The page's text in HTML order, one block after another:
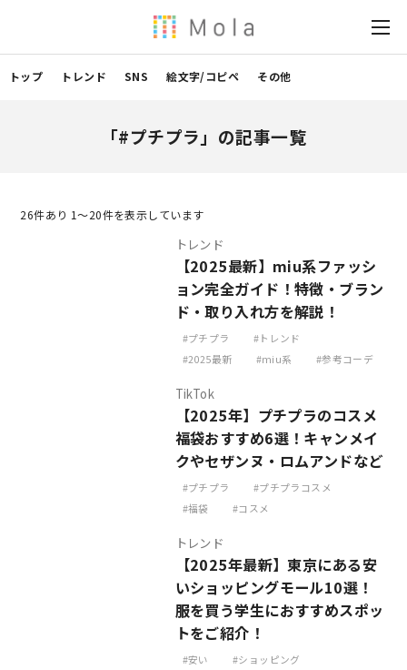
トップ トレンド SNS 絵文字/コピペ その他
「#プチプラ」の記事一覧
26件あり 1〜20件を表示しています
トレンド
【2025最新】miu系ファッシ
ョン完全ガイド！特徴・ブラン
ド・取り入れ方を解説！
プチプラ
トレンド
2025最新
miu系 参考コーデ
TikTok
【2025年】プチプラのコスメ
福袋おすすめ6選！キャンメイ
クやセザンヌ・ロムアンドなど
プチプラ
プチプラコスメ
福袋
コスメ
トレンド
【2025年最新】東京にある安
いショッピングモール10選！
服を買う学生におすすめスポッ
トをご紹介！
安い
ショッピング